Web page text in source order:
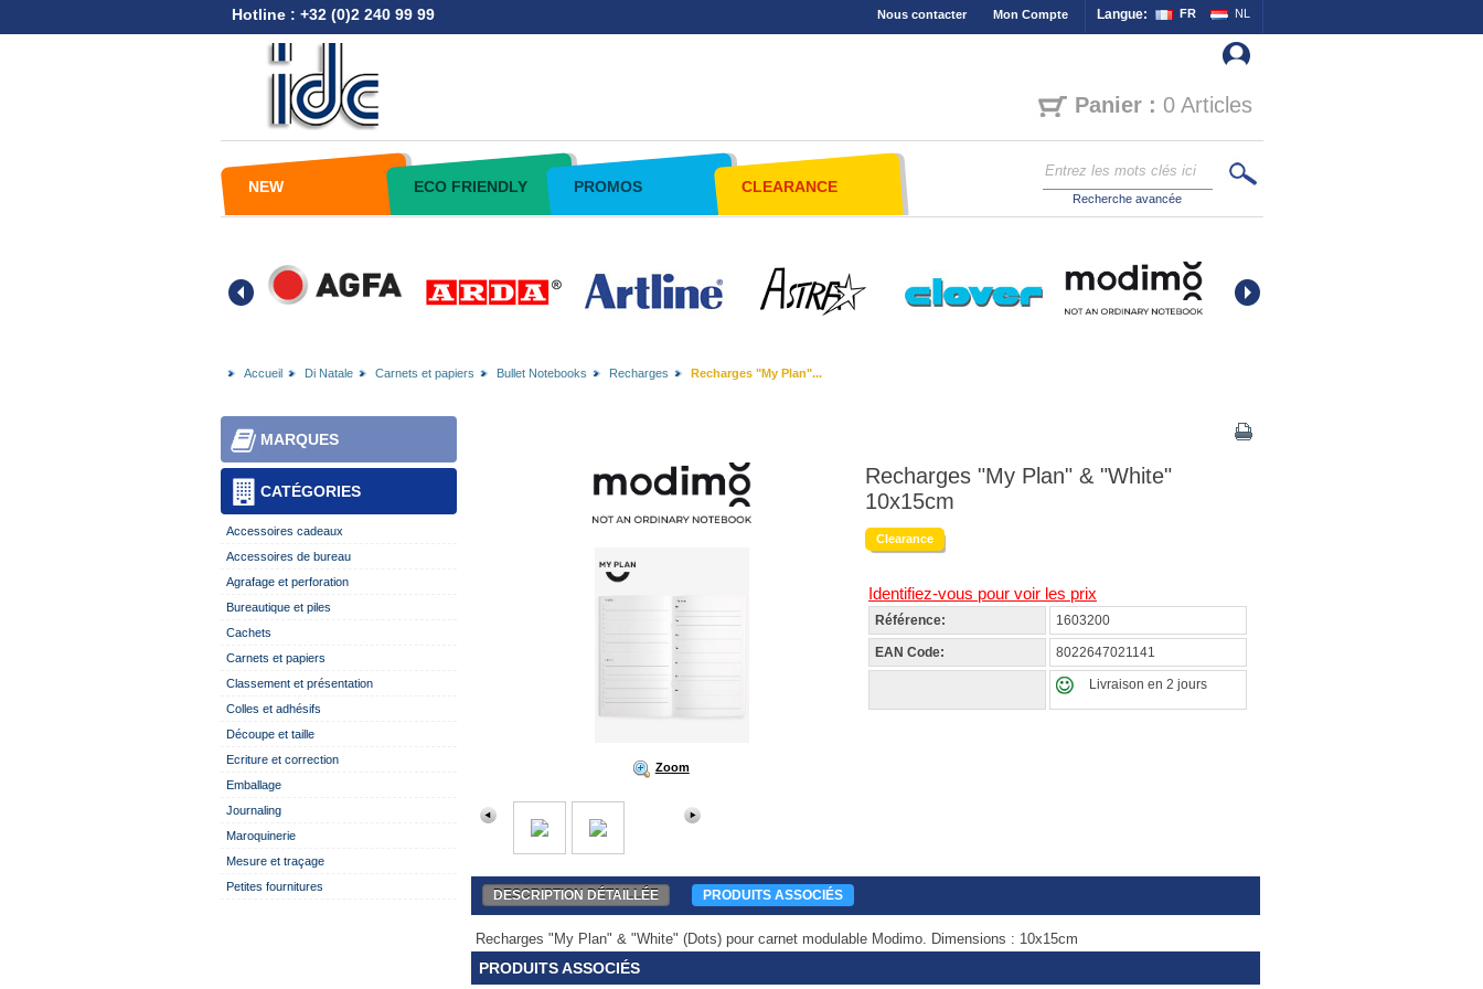
Hotline : +32 (0)2 240 99 99 Langue: FR NL
Nous contacter Mon Compte
Panier : 0 Articles
NEW ECO FRIENDLY PROMOS CLEARANCE
Recherche avancée
Accueil Di Natale Carnets et papiers Bullet Notebooks Recharges Recharges "My Plan"...
CATÉGORIES
MARQUES
Accessoires cadeaux
Accessoires de bureau
Agrafage et perforation
Bureautique et piles
Cachets
Carnets et papiers
Classement et présentation
Colles et adhésifs
Découpe et taille
Ecriture et correction
Emballage
Journaling
Maroquinerie
Mesure et traçage
Petites fournitures
Zoom
Recharges "My Plan" & "White"
10x15cm
Clearance
Identifiez-vous pour voir les prix
Référence: 1603200
EAN Code: 8022647021141
Livraison en 2 jours
DESCRIPTION DÉTAILLÉE PRODUITS ASSOCIÉS
Recharges "My Plan" & "White" (Dots) pour carnet modulable Modimo. Dimensions : 10x15cm
PRODUITS ASSOCIÉS